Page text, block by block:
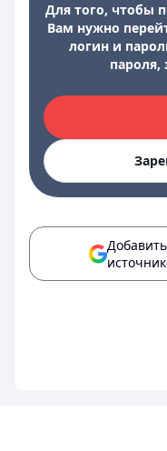
Для того, чтобы
Вам нужно
логин и
пароля,